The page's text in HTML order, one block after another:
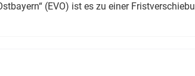
(EVO) ist es zu einer